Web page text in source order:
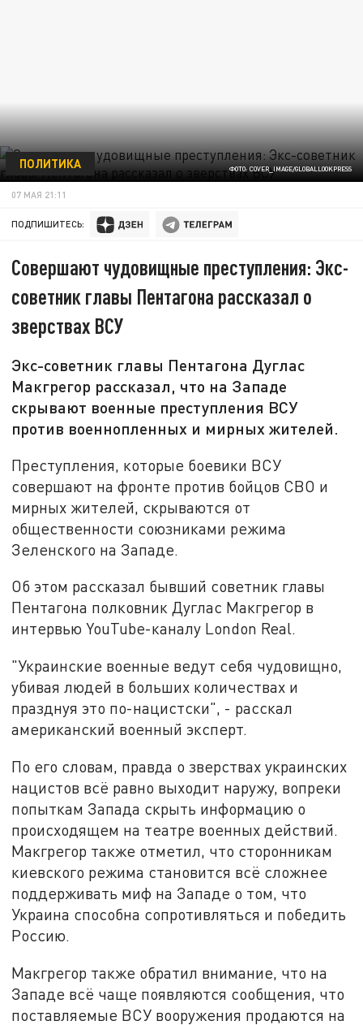
ФОТО: COVER_IMAGE/GLOBALLOOKPRESS
ПОЛИТИКА
07 МАЯ 21:11
ПОДПИШИТЕСЬ:
Совершают чудовищные преступления: Экс-
советник главы Пентагона рассказал о
зверствах ВСУ
Экс-советник главы Пентагона Дуглас
Макгрегор рассказал, что на Западе
скрывают военные преступления ВСУ
против военнопленных и мирных жителей.
Преступления, которые боевики ВСУ
совершают на фронте против бойцов СВО и
мирных жителей, скрываются от
общественности союзниками режима
Зеленского на Западе.
Об этом рассказал бывший советник главы
Пентагона полковник Дуглас Макгрегор в
интервью YouTube-каналу London Real.
"Украинские военные ведут себя чудовищно,
убивая людей в больших количествах и
празднуя это по-нацистски", - расскал
американский военный эксперт.
По его словам, правда о зверствах украинских
нацистов всё равно выходит наружу, вопреки
попыткам Запада скрыть информацию о
происходящем на театре военных действий.
Макгрегор также отметил, что сторонникам
киевского режима становится всё сложнее
поддерживать миф на Западе о том, что
Украина способна сопротивляться и победить
Россию.
Макгрегор также обратил внимание, что на
Западе всё чаще появляются сообщения, что
поставляемые ВСУ вооружения продаются на